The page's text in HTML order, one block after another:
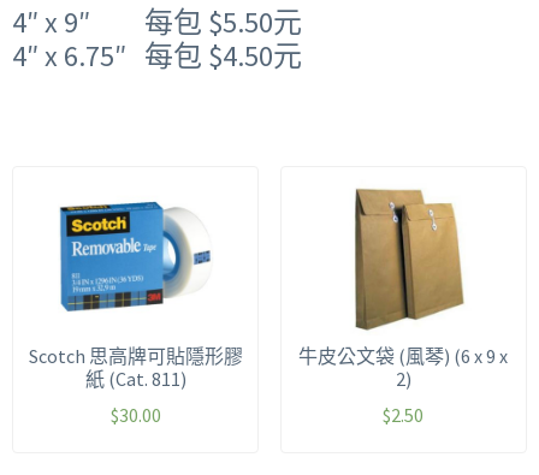
4″ x 9″ 每包 $5.50元
4″ x 6.75″ 每包 $4.50元
Scotch 思高牌可貼隱形膠
紙 (Cat. 811)
$30.00
牛皮公文袋 (風琴) (6 x 9 x
2)
$2.50